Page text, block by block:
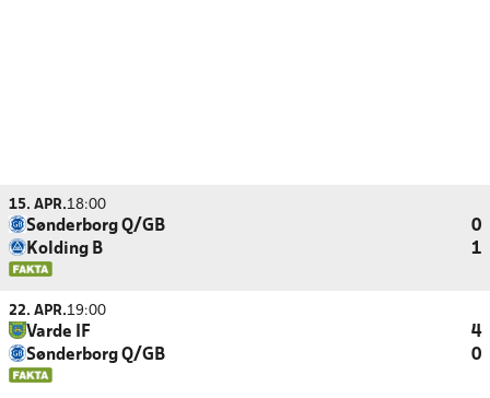
15. APR.18:00
Sønderborg Q/GB
0
Kolding B
1
22. APR.19:00
Varde IF
4
Sønderborg Q/GB
0